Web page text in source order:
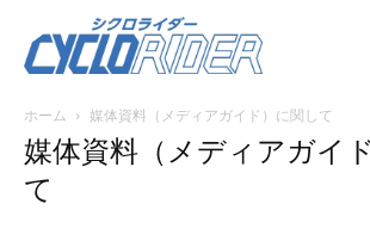
ホーム 媒体資料（メディアガイド）に関して
媒体資料（メディアガイ
て